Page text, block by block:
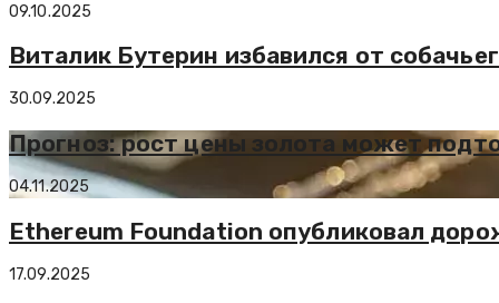
09.10.2025
Виталик Бутерин избавился от
30.09.2025
Прогноз: рост цены золота может
04.11.2025
Ethereum Foundation опубликовал
17.09.2025